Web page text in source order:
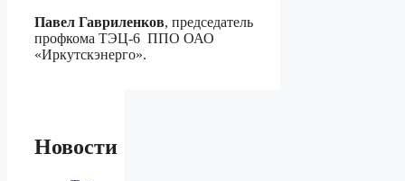
Павел Гавриленков, председатель
профкома ТЭЦ-6 ППО ОАО
«Иркутскэнерго».
Новости